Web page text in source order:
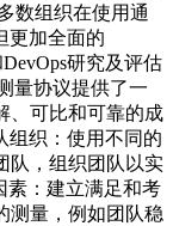
数组织在使用通
更加全面的
DevOps研究及评估
量协议提供了一
、可比和可靠的成
组织：使用不同的
队，组织团队以实
素：建立满足和考
测量，例如团队稳